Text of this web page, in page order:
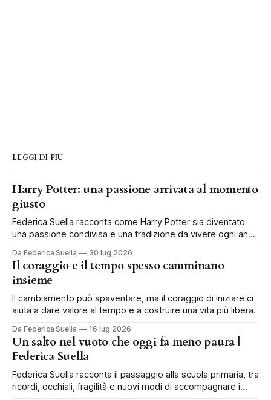
LEGGI DI PIÙ
Harry Potter: una passione arrivata al momento
giusto
Federica Suella racconta come Harry Potter sia diventato
una passione condivisa e una tradizione da vivere ogni anno
Da Federica Suella 30 lug 2026
Il coraggio e il tempo spesso camminano
insieme
Il cambiamento può spaventare, ma il coraggio di iniziare ci
aiuta a dare valore al tempo e a costruire una vita più libera.
Da Federica Suella 16 lug 2026
Un salto nel vuoto che oggi fa meno paura |
Federica Suella
Federica Suella racconta il passaggio alla scuola primaria, tra
ricordi, occhiali, fragilità e nuovi modi di accompagnare i